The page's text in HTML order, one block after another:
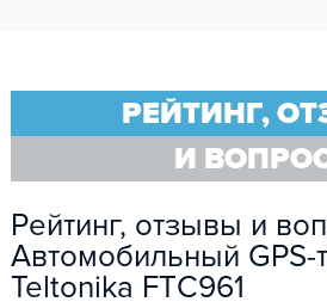
РЕЙТИНГ,
И
Рейтинг, отзывы и
Автомобильный GPS-
Teltonika FTС961